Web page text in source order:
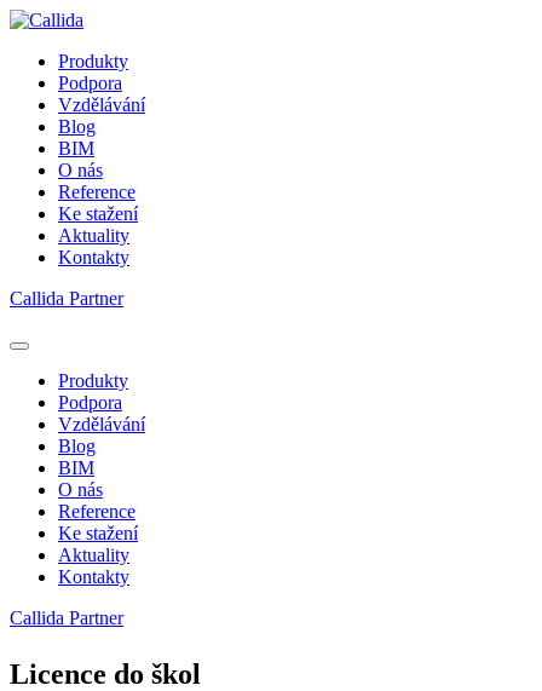
Produkty
Podpora
Vzdělávání
Blog
BIM
O nás
Reference
Ke stažení
Aktuality
Kontakty
Callida Partner
Produkty
Podpora
Vzdělávání
Blog
BIM
O nás
Reference
Ke stažení
Aktuality
Kontakty
Callida Partner
Licence do škol